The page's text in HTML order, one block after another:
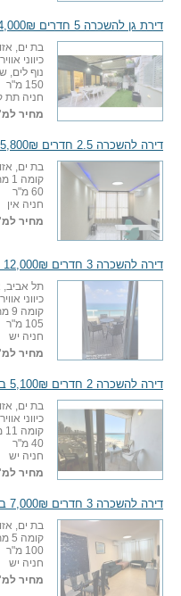
דירת גן להשכרה 5 חדרים 14,000₪ בחודש
בת ים, אזור פארק
כיווני
נוף לים,
150 מ"ר
חניה תת
מחיר
דירה להשכרה 2.5 חדרים 5,800₪ בחודש
בת ים, אזור הים, 2
קומה 1 מתוך 3, נוף לרחוב, שטח דירה
60 מ"ר
חניה אין
מחיר
דירה להשכרה 3 חדרים 12,000₪ בחודש
תל אביב, אזור
כיווני
קומה 9 מתוך 15, נוף לים, שטח דירה
105 מ"ר
חניה יש
מחיר
דירה להשכרה 2 חדרים 5,100₪ בחודש
בת ים, אזור הים, 1
כיווני
קומה 11 מתוך 23, נוף לים, שטח דירה
40 מ"ר
חניה יש
מחיר
דירה להשכרה 3 חדרים 7,000₪ בחודש
בת ים, אזור הים, 2
קומה 5 מתוך 8, נוף לרחוב, שטח דירה
100 מ"ר
חניה יש
מחיר